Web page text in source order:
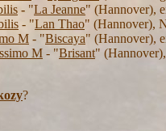
- "La Jeanne" (Hannover),
- "Lan Thao" (Hannover),
M - "Biscaya" (Hannover),
M - "Brisant"
?